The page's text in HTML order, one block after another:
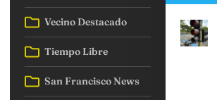
Vecino Destacado
Tiempo Libre
San Francisco News